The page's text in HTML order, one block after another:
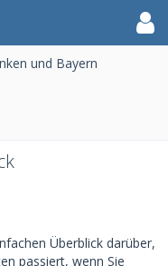
und Bayern
Überblick darüber,
passiert, wenn Sie